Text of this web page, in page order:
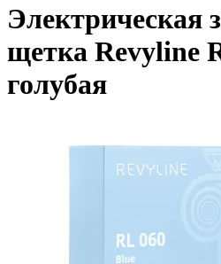
Электрическая
щетка Revyline
голубая